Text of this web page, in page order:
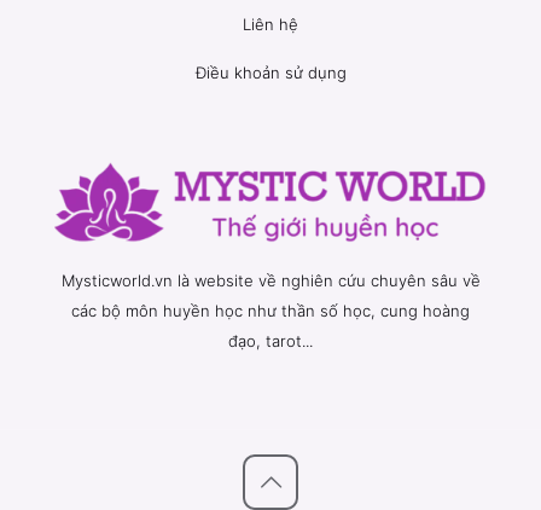
Liên hệ
Điều khoản sử dụng
Mysticworld.vn là website về nghiên cứu chuyên sâu về
các bộ môn huyền học như thần số học, cung hoàng
đạo, tarot...